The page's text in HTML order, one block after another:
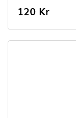
0.00
5
120 Kr